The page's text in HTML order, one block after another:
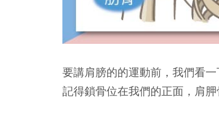
要講肩膀的的運動前，我們看
記得鎖骨位在我們的正面，肩胛